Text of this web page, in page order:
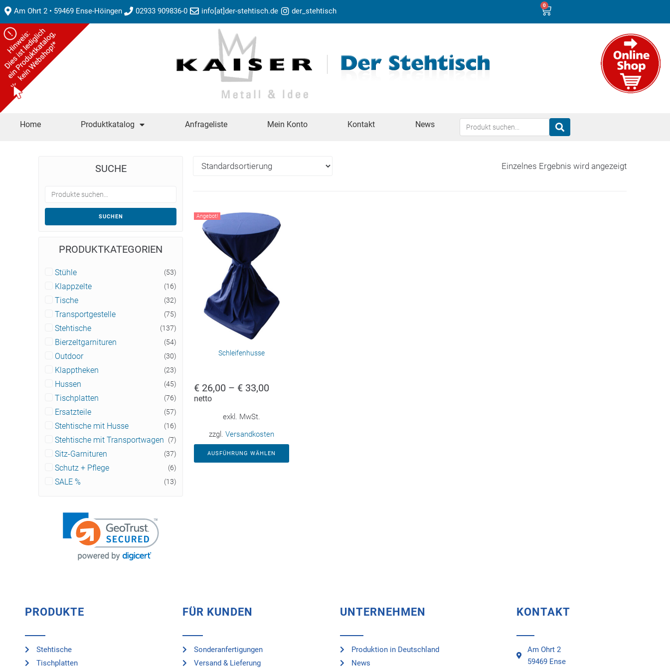
Am Ohrt 2 • 59469 Ense-Höingen 02933 909836-0 info[at]der-stehtisch.de der_stehtisch
0
Home Produktkatalog Anfrageliste Mein Konto Kontakt News
Einzelnes Ergebnis wird angezeigt
Angebot!
Schleifenhusse
€ 26,00 – € 33,00
netto
exkl. MwSt.
zzgl. Versandkosten
AUSFÜHRUNG WÄHLEN
SUCHE
SUCHEN
PRODUKTKATEGORIEN
Stühle (53)
Klappzelte (16)
Tische (32)
Transportgestelle (75)
Stehtische (137)
Bierzeltgarnituren (54)
Outdoor (30)
Klapptheken (23)
Hussen (45)
Tischplatten (76)
Ersatzteile (57)
Stehtische mit Husse (16)
Stehtische mit Transportwagen (7)
Sitz-Garnituren (37)
Schutz + Pflege (6)
SALE % (13)
PRODUKTE
Stehtische
Tischplatten
FÜR KUNDEN
Sonderanfertigungen
Versand & Lieferung
UNTERNEHMEN
Produktion in Deutschland
News
KONTAKT
Am Ohrt 2
59469 Ense